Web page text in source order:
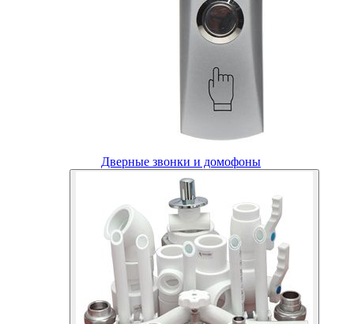
Дверные звонки и домофоны